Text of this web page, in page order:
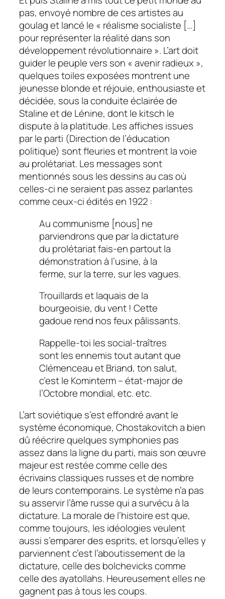
pas, envoyé nombre de ces artistes au
goulag et lancé le « réalisme socialiste […]
pour représenter la réalité dans son
développement révolutionnaire ». L’art doit
guider le peuple vers son « avenir radieux »,
quelques toiles exposées montrent une
jeunesse blonde et réjouie, enthousiaste et
décidée, sous la conduite éclairée de
Staline et de Lénine, dont le kitsch le
dispute à la platitude. Les affiches issues
par le parti (Direction de l’éducation
politique) sont fleuries et montrent la voie
au prolétariat. Les messages sont
mentionnés sous les dessins au cas où
celles-ci ne seraient pas assez parlantes
comme ceux-ci édités en 1922 :
Au communisme [nous] ne
parviendrons que par la dictature
du prolétariat fais-en partout la
démonstration à l’usine, à la
ferme, sur la terre, sur les vagues.
Trouillards et laquais de la
bourgeoisie, du vent ! Cette
gadoue rend nos feux pâlissants.
Rappelle-toi les social-traîtres
sont les ennemis tout autant que
Clémenceau et Briand, ton salut,
c’est le Kominterm – état-major de
l’Octobre mondial, etc. etc.
L’art soviétique s’est effondré avant le
système économique, Chostakovitch a bien
dû réécrire quelques symphonies pas
assez dans la ligne du parti, mais son œuvre
majeur est restée comme celle des
écrivains classiques russes et de nombre
de leurs contemporains. Le système n’a pas
su asservir l’âme russe qui a survécu à la
dictature. La morale de l’histoire est que,
comme toujours, les idéologies veulent
aussi s’emparer des esprits, et lorsqu’elles y
parviennent c’est l’aboutissement de la
dictature, celle des bolchevicks comme
celle des ayatollahs. Heureusement elles ne
gagnent pas à tous les coups.